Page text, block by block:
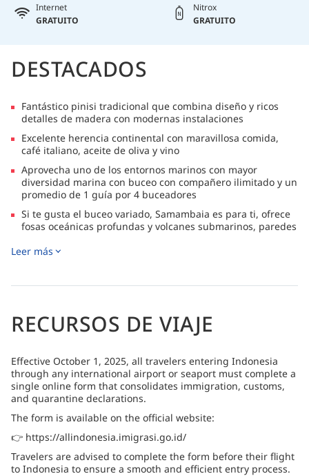
Internet
GRATUITO
Nitrox
GRATUITO
DESTACADOS
Fantástico pinisi tradicional que combina diseño y ricos
detalles de madera con modernas instalaciones
Excelente herencia continental con maravillosa comida,
café italiano, aceite de oliva y vino
Aprovecha uno de los entornos marinos con mayor
diversidad marina con buceo con compañero ilimitado y un
promedio de 1 guía por 4 buceadores
Si te gusta el buceo variado, Samambaia es para ti, ofrece
fosas oceánicas profundas y volcanes submarinos, paredes
Acércate a los famosos dragones de Komodo cuando
¿Eres un fotógrafo apasionado? El director del crucero es
máximo partido a la infinita variedad de vida marina macro
y a miles de especies de peces
Leer más
RECURSOS DE VIAJE
Effective October 1, 2025, all travelers entering Indonesia
through any international airport or seaport must complete a
single online form that consolidates immigration, customs,
and quarantine declarations.
The form is available on the official website:
👉 https://allindonesia.imigrasi.go.id/
Travelers are advised to complete the form before their flight
to Indonesia to ensure a smooth and efficient entry process.